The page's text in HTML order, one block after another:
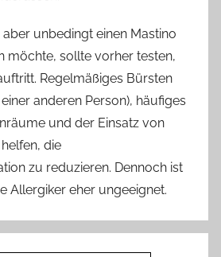
unbedingt einen Mastino
möchte, sollte vorher testen,
Regelmäßiges Bürsten
anderen Person), häufiges
und der Einsatz von
die
zu reduzieren. Dennoch ist
Allergiker eher ungeeignet.